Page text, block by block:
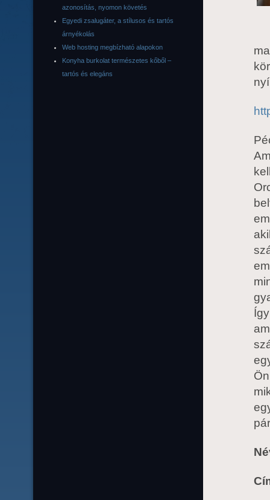
azonosítás, nyomon követés
Egyedi zsalugáter, a stílusos és tartós
árnyékolás
Web hosting megbízható alapokon
Konyha burkolat természetes kőből –
tartós és elegáns